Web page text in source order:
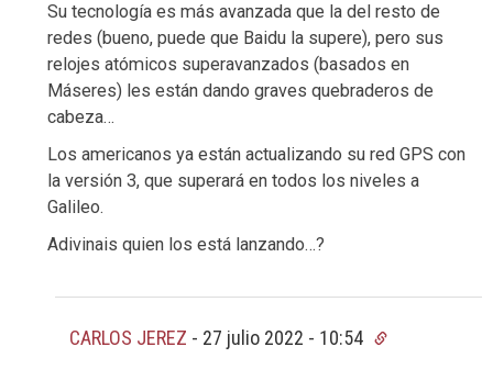
Su tecnología es más avanzada que la del resto de
redes (bueno, puede que Baidu la supere), pero sus
relojes atómicos superavanzados (basados en
Máseres) les están dando graves quebraderos de
cabeza…
Los americanos ya están actualizando su red GPS con
la versión 3, que superará en todos los niveles a
Galileo.
Adivinais quien los está lanzando…?
CARLOS JEREZ - 27 julio 2022 - 10:54